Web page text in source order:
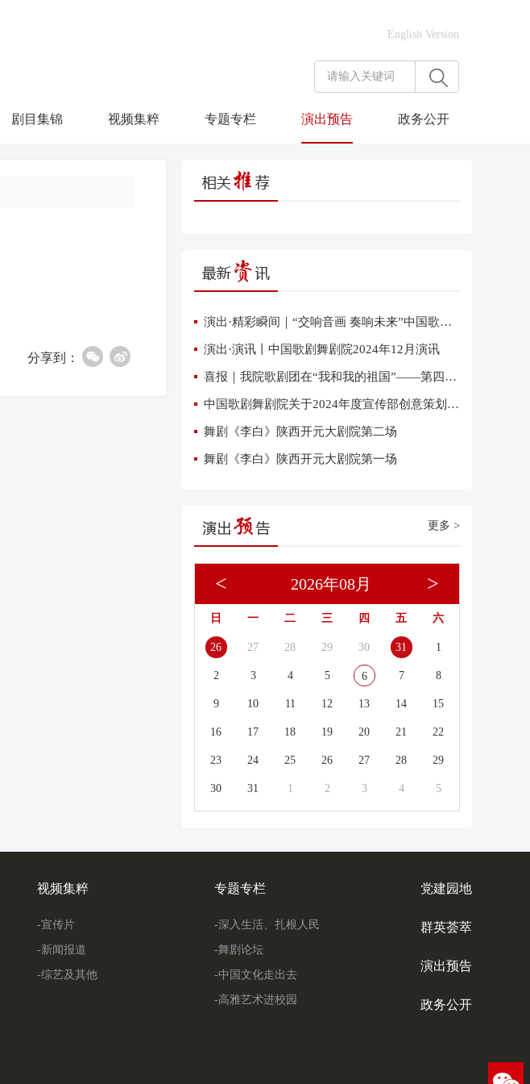
English Version
剧目集锦 视频集粹 专题专栏 演出预告 政务公开
分享到：
演出·精彩瞬间｜“交响音画 奏响未来”中国歌剧舞剧院交响音乐会在雄安上演
演出·演讯丨中国歌剧舞剧院2024年12月演讯
喜报｜我院歌剧团在“我和我的祖国”——第四届优秀网络短视频大赛中荣获三项大奖
中国歌剧舞剧院关于2024年度宣传部创意策划复试有关事项的通知
舞剧《李白》陕西开元大剧院第二场
舞剧《李白》陕西开元大剧院第一场
更多 >
2026年08月
< >
日 一 二 三 四 五 六
26 27 28 29 30 31 1
2 3 4 5 6 7 8
9 10 11 12 13 14 15
16 17 18 19 20 21 22
23 24 25 26 27 28 29
30 31 1 2 3 4 5
视频集粹
-宣传片
-新闻报道
-综艺及其他
专题专栏
-深入生活、扎根人民
-舞剧论坛
-中国文化走出去
-高雅艺术进校园
党建园地
群英荟萃
演出预告
政务公开